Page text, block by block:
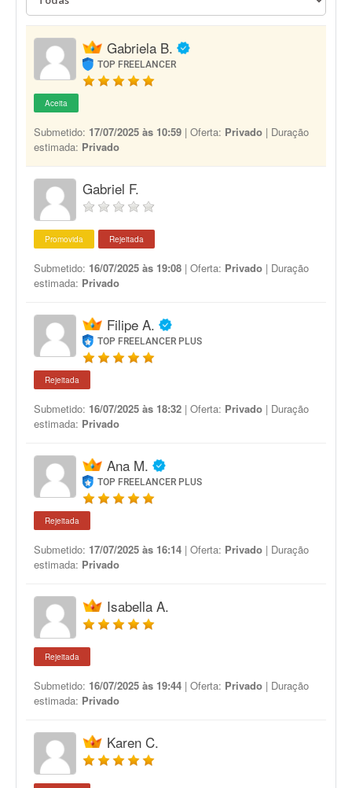
Gabriela B.
TOP FREELANCER
Aceita
Submetido: 17/07/2025 às 10:59 | Oferta: Privado | Duração
estimada: Privado
Gabriel F.
Promovida Rejeitada
Submetido: 16/07/2025 às 19:08 | Oferta: Privado | Duração
estimada: Privado
Filipe A.
TOP FREELANCER PLUS
Rejeitada
Submetido: 16/07/2025 às 18:32 | Oferta: Privado | Duração
estimada: Privado
Ana M.
TOP FREELANCER PLUS
Rejeitada
Submetido: 17/07/2025 às 16:14 | Oferta: Privado | Duração
estimada: Privado
Isabella A.
Rejeitada
Submetido: 16/07/2025 às 19:44 | Oferta: Privado | Duração
estimada: Privado
Karen C.